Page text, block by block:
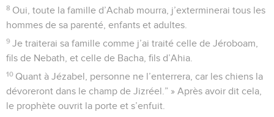
8 Oui, toute la famille d’Achab mourra, j’exterminerai tous les
hommes de sa parenté, enfants et adultes.
9 Je traiterai sa famille comme j’ai traité celle de Jéroboam,
fils de Nebath, et celle de Bacha, fils d’Ahia.
10 Quant à Jézabel, personne ne l’enterrera, car les chiens la
dévoreront dans le champ de Jizréel.” » Après avoir dit cela,
le prophète ouvrit la porte et s’enfuit.